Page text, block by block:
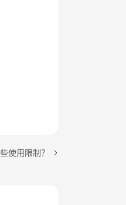
使用限制？